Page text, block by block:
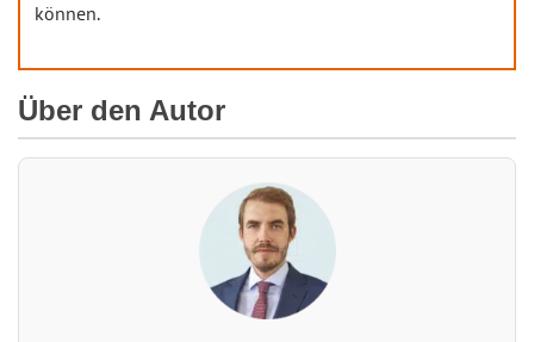
können.
Über den Autor